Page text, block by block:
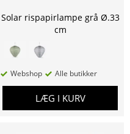
Solar rispapirlampe grå Ø.33
cm
Webshop Alle butikker
LÆG I KURV